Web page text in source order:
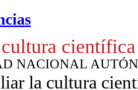
científica
NACIONAL
la cultura